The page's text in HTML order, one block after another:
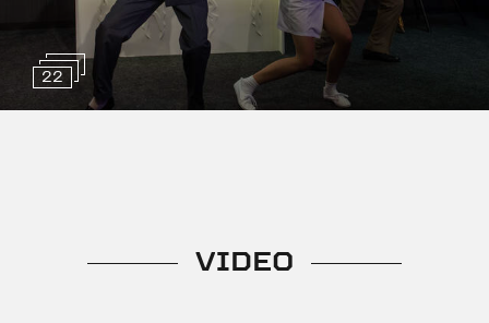
22
VIDEO